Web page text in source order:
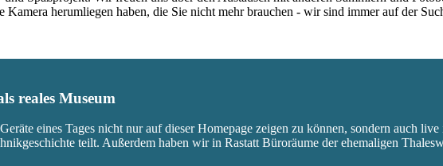
herumliegen haben, die Sie nicht mehr brauchen - wir sind immer auf der
reales Museum
eines Tages nicht nur auf dieser Homepage zeigen zu können, sondern auch
teilt. Außerdem haben wir in Rastatt Büroräume der ehemaligen